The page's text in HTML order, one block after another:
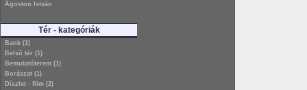
Ágoston István
Tér - kategóriák
Bank (1)
Belső tér (1)
Bemutatóterem (1)
Borászat (1)
Díszlet - film (2)